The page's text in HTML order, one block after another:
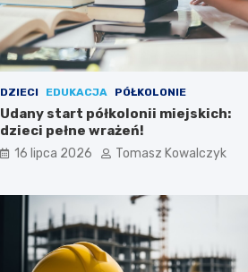
DZIECI EDUKACJA PÓŁKOLONIE
Udany start półkolonii miejskich:
dzieci pełne wrażeń!
16 lipca 2026 Tomasz Kowalczyk